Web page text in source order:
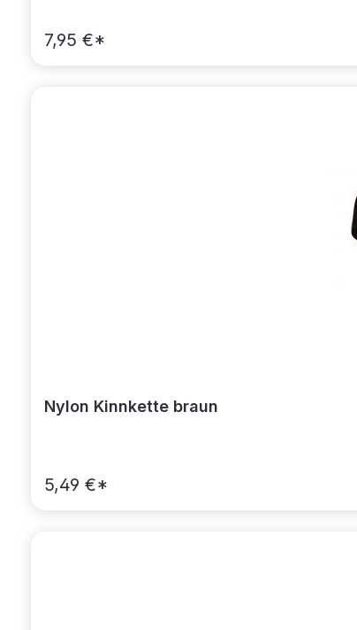
7,95 €*
Nylon Kinnkette braun
5,49 €*